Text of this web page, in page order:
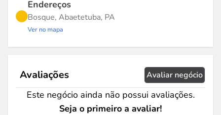
Endereços
Bosque, Abaetetuba, PA
Ver no mapa
Avaliações Avaliar negócio
Este negócio ainda não possui avaliações.
Seja o primeiro a avaliar!